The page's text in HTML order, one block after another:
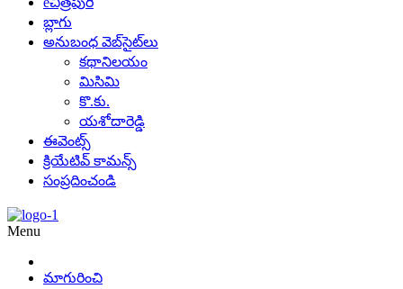
బ్లాగు
అనుబంధ వెబ్‌సైట్‌లు
కథానిలయం
మిసిమి
కొ.కు.
యశోదారెడ్డి
ఈవెంట్స్
క్రియేటివ్ కామన్స్
సంప్రదించండి
Menu
మాగురించి